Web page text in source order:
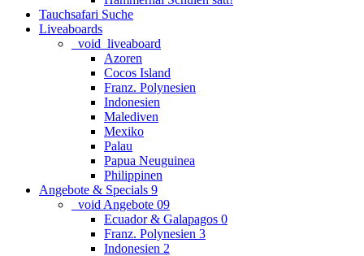
Tauchsafari Suche
Liveaboards
_void_liveaboard
Azoren
Cocos Island
Franz. Polynesien
Indonesien
Malediven
Mexiko
Palau
Papua Neuguinea
Philippinen
Angebote & Specials 9
_void Angebote 09
Ecuador & Galapagos 0
Franz. Polynesien 3
Indonesien 2